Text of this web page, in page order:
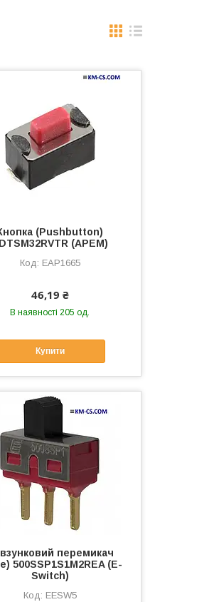
(Pushbutton)
(APEM)
EAP1665
46,19 ₴
В наявності 205 од.
Купити
перемикач
500SSP1S1M2REA (E-
Switch)
EESW5